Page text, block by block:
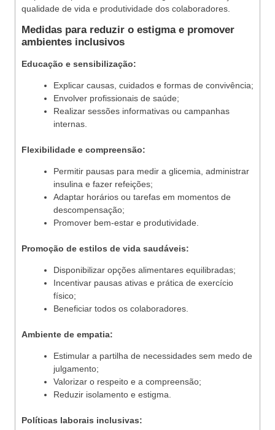
qualidade de vida e produtividade dos colaboradores.
Medidas para reduzir o estigma e promover
ambientes inclusivos
Educação e sensibilização:
Explicar causas, cuidados e formas de convivência;
Envolver profissionais de saúde;
Realizar sessões informativas ou campanhas
internas.
Flexibilidade e compreensão:
Permitir pausas para medir a glicemia, administrar
insulina e fazer refeições;
Adaptar horários ou tarefas em momentos de
descompensação;
Promover bem-estar e produtividade.
Promoção de estilos de vida saudáveis:
Disponibilizar opções alimentares equilibradas;
Incentivar pausas ativas e prática de exercício
físico;
Beneficiar todos os colaboradores.
Ambiente de empatia:
Estimular a partilha de necessidades sem medo de
julgamento;
Valorizar o respeito e a compreensão;
Reduzir isolamento e estigma.
Políticas laborais inclusivas: